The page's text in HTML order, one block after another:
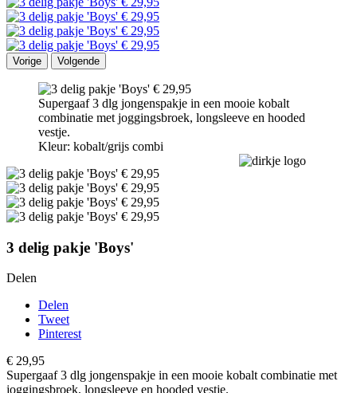
Vorige Volgende
Supergaaf 3 dlg jongenspakje in een mooie kobalt
combinatie met joggingsbroek, longsleeve en hooded
vestje.
Kleur: kobalt/grijs combi
3 delig pakje 'Boys'
Delen
Delen
Tweet
Pinterest
€ 29,95
Supergaaf 3 dlg jongenspakje in een mooie kobalt combinatie met
joggingsbroek, longsleeve en hooded vestje.